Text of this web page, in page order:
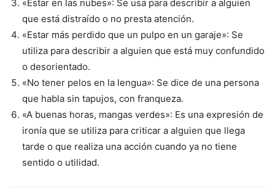
«Estar en las nubes»: Se usa para describir a alguien
que está distraído o no presta atención.
«Estar más perdido que un pulpo en un garaje»: Se
utiliza para describir a alguien que está muy confundido
o desorientado.
«No tener pelos en la lengua»: Se dice de una persona
que habla sin tapujos, con franqueza.
«A buenas horas, mangas verdes»: Es una expresión de
ironía que se utiliza para criticar a alguien que llega
tarde o que realiza una acción cuando ya no tiene
sentido o utilidad.